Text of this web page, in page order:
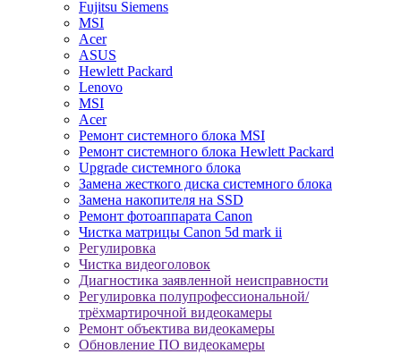
Fujitsu Siemens
MSI
Acer
ASUS
Hewlett Packard
Lenovo
MSI
Acer
Ремонт системного блока MSI
Ремонт системного блока Hewlett Packard
Upgrade системного блока
Замена жесткого диска системного блока
Замена накопителя на SSD
Ремонт фотоаппарата Canon
Чистка матрицы Canon 5d mark ii
Регулировка
Чистка видеоголовок
Диагностика заявленной неисправности
Регулировка полупрофессиональной/
трёхмартирочной видеокамеры
Ремонт объектива видеокамеры
Обновление ПО видеокамеры